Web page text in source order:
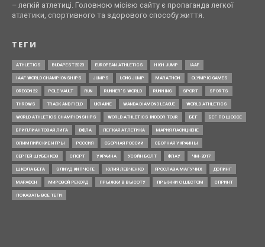
– легкій атлетиці. Головною місією сайту є пропаганда легкої
атлетики, спортивного та здорового способу життя.
ТЕГИ
ATHLETICS BUDAPEST2023 EUROPEAN ATHLETICS HIGH JUMP IAAF
IAAF WORLD CHAMPIONSHIPS JUMPS LONG JUMP MARATHON OLYMPIC GAMES
OREGON22 POLE VAULT RUN RUNNER’S WORLD RUNNING SPORT SPORTS
THROWS TRACK AND FIELD UKRAINE WANDA DIAMOND LEAGUE WORLD ATHLETICS
WORLD ATHLETICS CHAMPIONSHIPS WORLD ATHLETICS INDOOR TOUR БЕГ БЕГ ПО ШОССЕ
БРИЛЛИАНТОВАЯ ЛИГА ВФЛА ЛЕГКАЯ АТЛЕТИКА МАРИЯ ЛАСИЦКЕНЕ
ОЛИМПИЙСКИЕ ИГРЫ РОССИЯ СБОРНАЯ РОССИИ СБОРНАЯ УКРАИНЫ
СЕРГЕЙ ШУБЕНКОВ СПОРТ УКРАИНА УСЭЙН БОЛТ ФЛАУ ЧМ-2017
ШКОЛА БЕГА ЭЛИУД КИПЧОГЕ ЮЛИЯ ЛЕВЧЕНКО ЯРОСЛАВА МАГУЧИХ ДОПИНГ
МАРАФОН МИРОВОЙ РЕКОРД ПРЫЖКИ В ВЫСОТУ ПРЫЖКИ С ШЕСТОМ СПРИНТ
ПОКАЗАТЬ ВСЕ ТЕГИ